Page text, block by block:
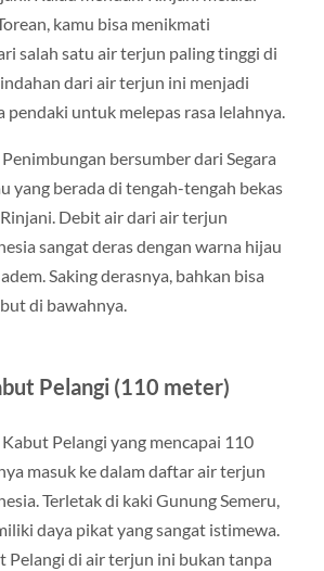
kamu bisa menikmati
salah satu air terjun paling tinggi di
dari air terjun ini menjadi
pendaki untuk melepas rasa lelahnya.
bersumber dari Segara
yang berada di tengah-tengah bekas
Debit air dari air terjun
sangat deras dengan warna hijau
Saking derasnya, bahkan bisa
di bawahnya.
Pelangi (110 meter)
Pelangi yang mencapai 110
masuk ke dalam daftar air terjun
Terletak di kaki Gunung Semeru,
daya pikat yang sangat istimewa.
Pelangi di air terjun ini bukan tanpa